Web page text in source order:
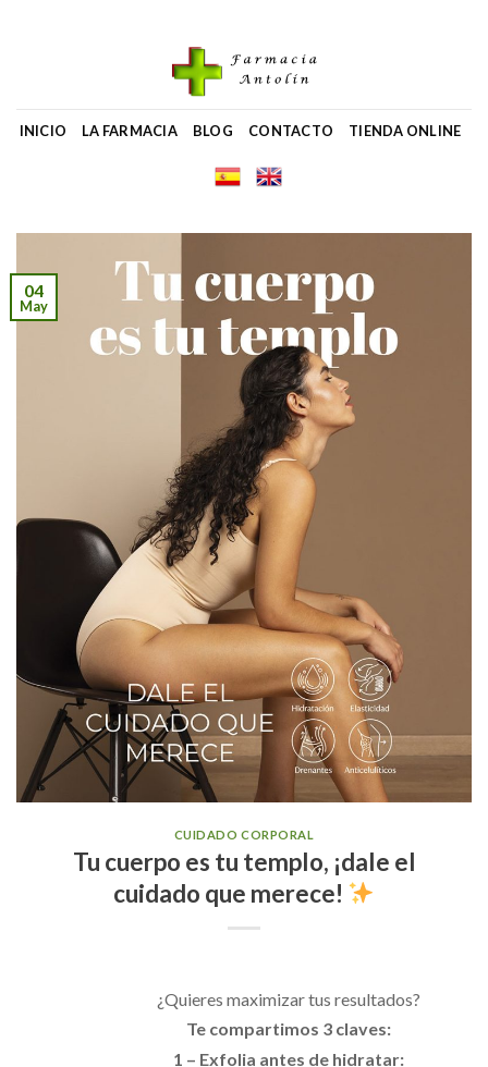
INICIO LA FARMACIA BLOG CONTACTO TIENDA ONLINE
04
May
CUIDADO CORPORAL
Tu cuerpo es tu templo, ¡dale el
cuidado que merece!
¿Quieres maximizar tus resultados?
Te compartimos 3 claves:
1 – Exfolia antes de hidratar: